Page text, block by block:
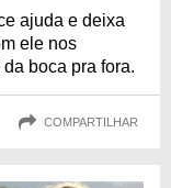
ajuda e deixa
ele nos
boca pra fora.
COMPARTILHAR